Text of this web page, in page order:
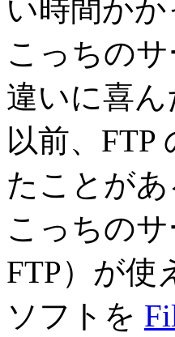
い時間かか
こっちの
違いに喜ん
以前、
たことがあ
こっちの
FTP）が使
ソフトを